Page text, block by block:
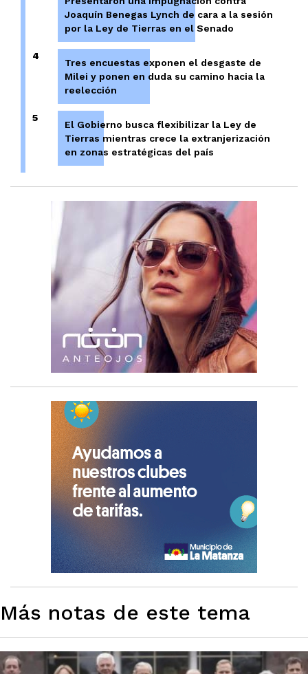
Joaquín Benegas Lynch de cara a la sesión
por la Ley de Tierras en el Senado
4
Tres encuestas exponen el desgaste de
Milei y ponen en duda su camino hacia la
reelección
5
El Gobierno busca flexibilizar la Ley de
Tierras mientras crece la extranjerización
en zonas estratégicas del país
Más notas de este tema